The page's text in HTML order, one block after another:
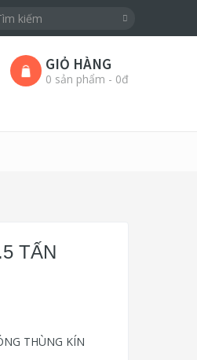
GIỎ HÀNG
0 sản phẩm - 0đ
TẤN
THÙNG KÍN